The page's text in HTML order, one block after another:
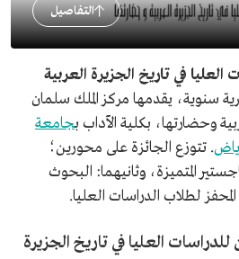
التفاصيل
العليا في تاريخ الجزيرة العربية
سنوية، يقدمها مركز الملك سلمان
وحضارتها، بكلية الآداب بجامعة
. تتوزع الجائزة على محورين؛
المتميزة، وثانيهما: البحوث
لطلاب الدراسات العليا.
العليا في تاريخ الجزيرة